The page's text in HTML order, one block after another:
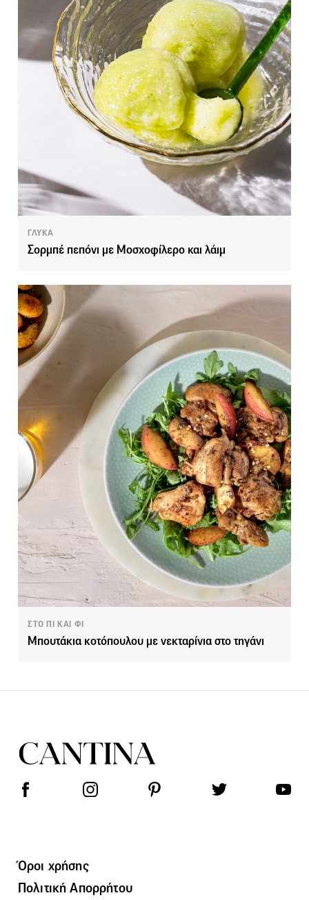
ΓΛΥΚΑ
Σορμπέ πεπόνι με Μοσχοφίλερο και λάιμ
ΣΤΟ ΠΙ ΚΑΙ ΦΙ
Μπουτάκια κοτόπουλου με νεκταρίνια στο τηγάνι
Όροι χρήσης
Πολιτική Απορρήτου